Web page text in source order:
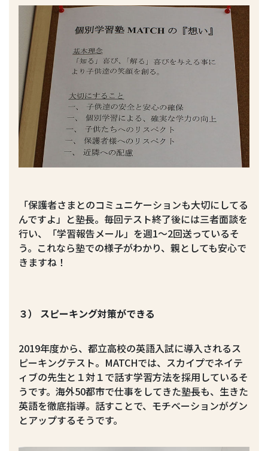
「保護者さまとのコミュニケーションも大切にしてる
んですよ」と塾長。毎回テスト終了後には三者面談を
行い、「学習報告メール」を週1〜2回送っているそ
う。これなら塾での様子がわかり、親としても安心で
きますね！
３） スピーキング対策ができる
2019年度から、都立高校の英語入試に導入されるス
ピーキングテスト。MATCHでは、スカイプでネイテ
ィブの先生と１対１で話す学習方法を採用しているそ
うです。海外50都市で仕事をしてきた塾長も、生きた
英語を徹底指導。話すことで、モチベーションがグン
とアップするそうです。